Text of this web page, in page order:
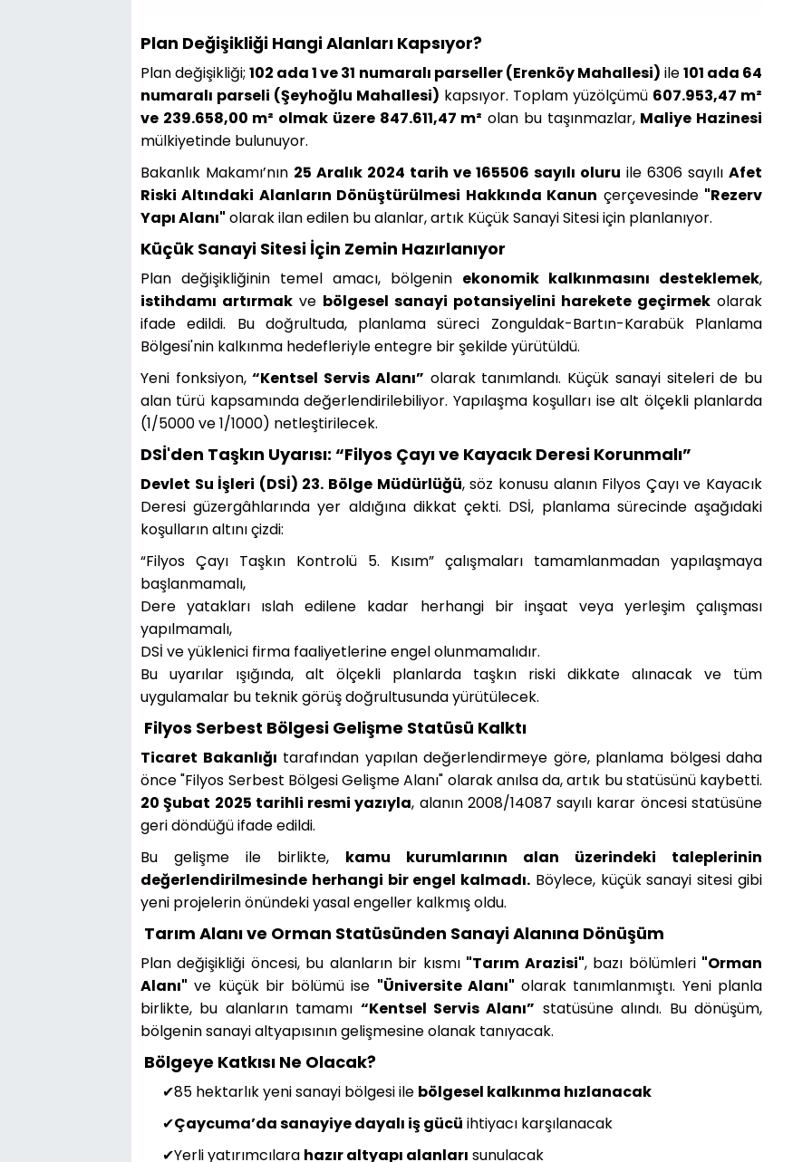
Plan Değişikliği Hangi Alanları Kapsıyor?
Plan değişikliği;102 ada 1 ve 31 numaralı parseller (Erenköy Mahallesi) ile101 ada 64
numaralı parseli (Şeyhoğlu Mahallesi) kapsıyor. Toplam yüzölçümü 607.953,47 m²
ve 239.658,00 m² olmak üzere 847.611,47 m² olan bu taşınmazlar, Maliye Hazinesi
mülkiyetinde bulunuyor.
Bakanlık Makamı’nın 25 Aralık 2024 tarih ve 165506 sayılı oluru ile 6306 sayılı Afet
Riski Altındaki Alanların Dönüştürülmesi Hakkında Kanun çerçevesinde "Rezerv
Yapı Alanı" olarak ilan edilen bu alanlar, artık Küçük Sanayi Sitesi için planlanıyor.
Küçük Sanayi Sitesi İçin Zemin Hazırlanıyor
Plan değişikliğinin temel amacı, bölgenin ekonomik kalkınmasını desteklemek,
istihdamı artırmak ve bölgesel sanayi potansiyelini harekete geçirmek olarak
ifade edildi. Bu doğrultuda, planlama süreci Zonguldak-Bartın-Karabük Planlama
Bölgesi'nin kalkınma hedefleriyle entegre bir şekilde yürütüldü.
Yeni fonksiyon,“Kentsel Servis Alanı” olarak tanımlandı. Küçük sanayi siteleri de bu
alan türü kapsamında değerlendirilebiliyor. Yapılaşma koşulları ise alt ölçekli planlarda
(1/5000 ve 1/1000) netleştirilecek.
DSİ'den Taşkın Uyarısı: “Filyos Çayı ve Kayacık Deresi Korunmalı”
Devlet Su İşleri (DSİ) 23. Bölge Müdürlüğü, söz konusu alanın Filyos Çayı ve Kayacık
Deresi güzergâhlarında yer aldığına dikkat çekti. DSİ, planlama sürecinde aşağıdaki
koşulların altını çizdi:
“Filyos Çayı Taşkın Kontrolü 5. Kısım” çalışmaları tamamlanmadan yapılaşmaya
başlanmamalı,
Dere yatakları ıslah edilene kadar herhangi bir inşaat veya yerleşim çalışması
yapılmamalı,
DSİ ve yüklenici firma faaliyetlerine engel olunmamalıdır.
Bu uyarılar ışığında, alt ölçekli planlarda taşkın riski dikkate alınacak ve tüm
uygulamalar bu teknik görüş doğrultusunda yürütülecek.
Filyos Serbest Bölgesi Gelişme Statüsü Kalktı
Ticaret Bakanlığı tarafından yapılan değerlendirmeye göre, planlama bölgesi daha
önce "Filyos Serbest Bölgesi Gelişme Alanı" olarak anılsa da, artık bu statüsünü kaybetti.
20 Şubat 2025 tarihli resmi yazıyla, alanın 2008/14087 sayılı karar öncesi statüsüne
geri döndüğü ifade edildi.
Bu gelişme ile birlikte, kamu kurumlarının alan üzerindeki taleplerinin
değerlendirilmesinde herhangi bir engel kalmadı. Böylece, küçük sanayi sitesi gibi
yeni projelerin önündeki yasal engeller kalkmış oldu.
Tarım Alanı ve Orman Statüsünden Sanayi Alanına Dönüşüm
Plan değişikliği öncesi, bu alanların bir kısmı "Tarım Arazisi", bazı bölümleri "Orman
Alanı" ve küçük bir bölümü ise "Üniversite Alanı" olarak tanımlanmıştı. Yeni planla
birlikte, bu alanların tamamı “Kentsel Servis Alanı” statüsüne alındı. Bu dönüşüm,
bölgenin sanayi altyapısının gelişmesine olanak tanıyacak.
Bölgeye Katkısı Ne Olacak?
✔85 hektarlık yeni sanayi bölgesi ile bölgesel kalkınma hızlanacak
✔Çaycuma’da sanayiye dayalı iş gücü ihtiyacı karşılanacak
✔Yerli yatırımcılara hazır altyapı alanları sunulacak